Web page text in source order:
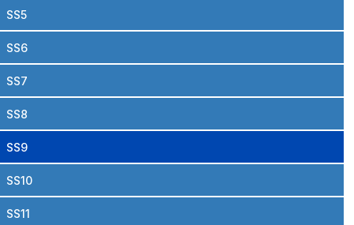
SS5
SS6
SS7
SS8
SS9
SS10
SS11